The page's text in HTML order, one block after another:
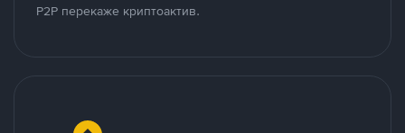
P2P перекаже криптоактив.